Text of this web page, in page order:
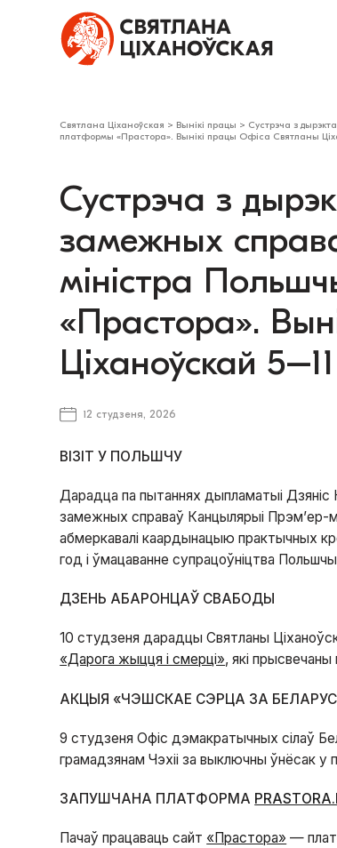
Святлана Ціханоўская > Вынікі працы > Сустрэча з
платформы «Прастора». Вынікі працы Офіса Святланы
Сустрэча з
замежных
міністра
«Прастора».
Ціханоўскай
12 студзеня, 2026
ВІЗІТ У ПОЛЬШЧУ
Дарадца па пытаннях дыпламатыі Дзяніс
замежных справаў Канцылярыі Прэм’ер-
абмеркавалі каардынацыю практычных
год і ўмацаванне супрацоўніцтва
ДЗЕНЬ АБАРОНЦАЎ СВАБОДЫ
10 студзеня дарадцы Святланы
«Дарога жыцця і смерці», які прысвечаны
АКЦЫЯ «ЧЭШСКАЕ СЭРЦА ЗА
9 студзеня Офіс дэмакратычных сілаў
грамадзянам Чэхіі за выключны ўнёсак
ЗАПУШЧАНА ПЛАТФОРМА
Пачаў працаваць сайт «Прастора» —